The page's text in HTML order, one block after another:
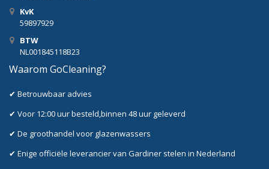
KvK
59897929
BTW
NL001845118B23
Waarom GoCleaning?
✔ Betrouwbaar advies
✔ Voor 12:00 uur besteld,binnen 48 uur geleverd
✔ De groothandel voor glazenwassers
✔ Enige officiële leverancier van Gardiner stelen in Nederland